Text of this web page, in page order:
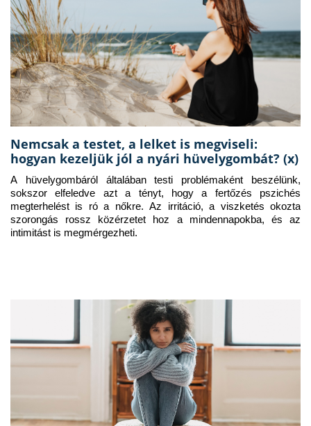
Nemcsak a testet, a lelket is megviseli:
hogyan kezeljük jól a nyári hüvelygombát? (x)
A hüvelygombáról általában testi problémaként beszélünk,
sokszor elfeledve azt a tényt, hogy a fertőzés pszichés
megterhelést is ró a nőkre. Az irritáció, a viszketés okozta
szorongás rossz közérzetet hoz a mindennapokba, és az
intimitást is megmérgezheti.